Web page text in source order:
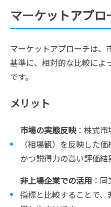
マーケットアプロ
マーケットアプローチは、
基準に、相対的な比較によ
です。
メリット
市場の実態反映：株式市
（相場観）を反映した
かつ説得力の高い評価結
非上場企業での活用 ：
指標と比較することで